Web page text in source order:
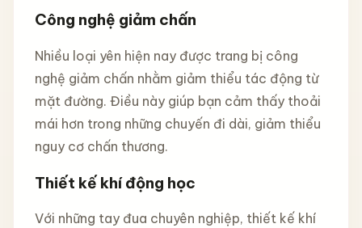
Công nghệ giảm chấn
Nhiều loại yên hiện nay được trang bị công
nghệ giảm chấn nhằm giảm thiểu tác động từ
mặt đường. Điều này giúp bạn cảm thấy thoải
mái hơn trong những chuyến đi dài, giảm thiểu
nguy cơ chấn thương.
Thiết kế khí động học
Với những tay đua chuyên nghiệp, thiết kế khí